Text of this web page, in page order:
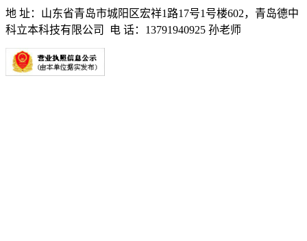
地 址：山东省青岛市城阳区宏祥1路17号1号楼602，青岛德中
科立本科技有限公司 电 话：13791940925 孙老师